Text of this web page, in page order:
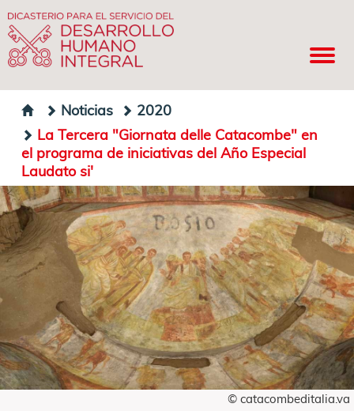
Noticias
2020
La Tercera "Giornata delle Catacombe" en
el programa de iniciativas del Año Especial
Laudato si'
© catacombeditalia.va